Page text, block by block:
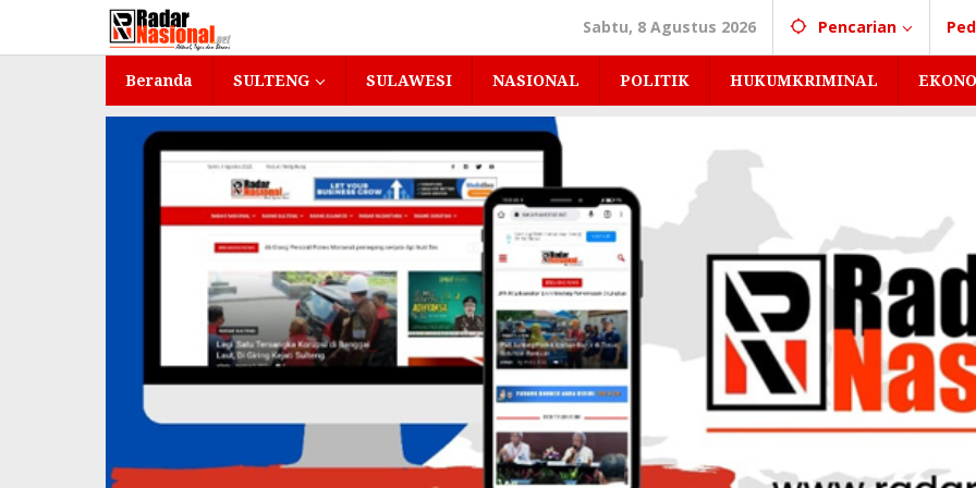
konten
Sabtu, 8 Agustus 2026 Pencarian
Beranda SULTENG SULAWESI NASIONAL POLITIK HUKUMKRIMINAL